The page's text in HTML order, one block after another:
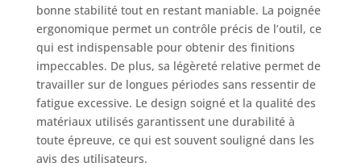
bonne stabilité tout en restant maniable. La poignée
ergonomique permet un contrôle précis de l’outil, ce
qui est indispensable pour obtenir des finitions
impeccables. De plus, sa légèreté relative permet de
travailler sur de longues périodes sans ressentir de
fatigue excessive. Le design soigné et la qualité des
matériaux utilisés garantissent une durabilité à
toute épreuve, ce qui est souvent souligné dans les
avis des utilisateurs.